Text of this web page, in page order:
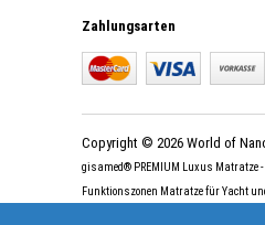
Zahlungsarten
Copyright © 2026 World of
gisamed® PREMIUM Luxus Matratze
Funktionszonen Matratze für Yacht